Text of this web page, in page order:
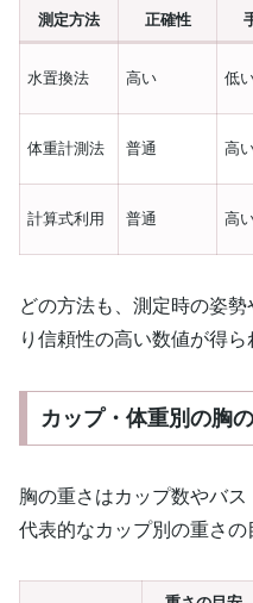
測定方法 正確性
水置換法 高い 低
体重計測法 普通 高
計算式利用 普通 高
どの方法も、測定時の姿
り信頼性の高い数値が得ら
カップ・体重別の胸
胸の重さはカップ数やバス
代表的なカップ別の重さの